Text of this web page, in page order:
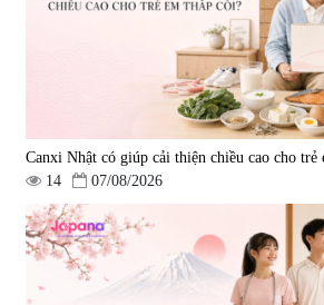
Viên uống hỗ trợ tăng cường
sinh lý nam Fujina Monster Shot
150 viên
12.480
880.000 đ
Viên
Fucoidan
EX
4.473.500
Canxi Nhật có giúp cải thiện chiều cao cho trẻ
14
07/08/2026